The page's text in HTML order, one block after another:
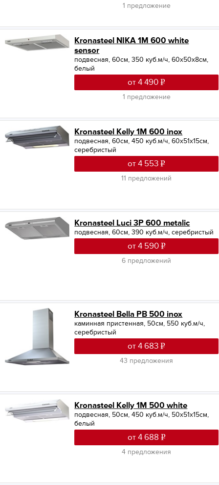
1 предложение
Kronasteel NIKA 1M 600 white
sensor
подвесная, 60см, 350 куб.м/ч, 60x50x8см,
белый
от 4 490
1 предложение
Kronasteel Kelly 1M 600 inox
подвесная, 60см, 450 куб.м/ч, 60x51x15см,
серебристый
от 4 553
11 предложений
Kronasteel Luci 3P 600 metalic
подвесная, 60см, 390 куб.м/ч, серебристый
от 4 590
6 предложений
Kronasteel Bella PB 500 inox
каминная пристенная, 50см, 550 куб.м/ч,
серебристый
от 4 683
43 предложения
Kronasteel Kelly 1M 500 white
подвесная, 50см, 450 куб.м/ч, 50x51x15см,
белый
от 4 688
4 предложения